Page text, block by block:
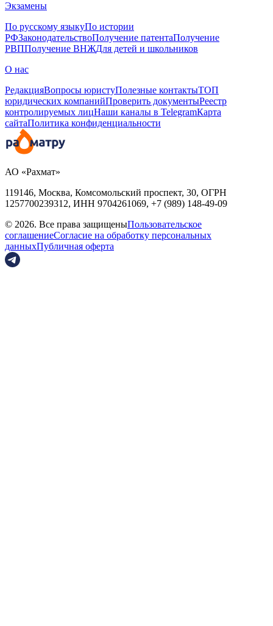
Экзамены
По русскому языкуПо истории
РФЗаконодательствоПолучение патентаПолучение
РВППолучение ВНЖДля детей и школьников
О нас
РедакцияВопросы юристуПолезные контактыТОП
юридических компанийПроверить документыРеестр
контролируемых лицНаши каналы в TelegramКарта
сайтаПолитика конфиденциальности
АО «Рахмат»
119146, Москва, Комсомольский проспект, 30, ОГРН
1257700239312, ИНН 9704261069, +7 (989) 148-49-09
© 2026. Все права защищеныПользовательское
соглашениеСогласие на обработку персональных
данныхПубличная оферта